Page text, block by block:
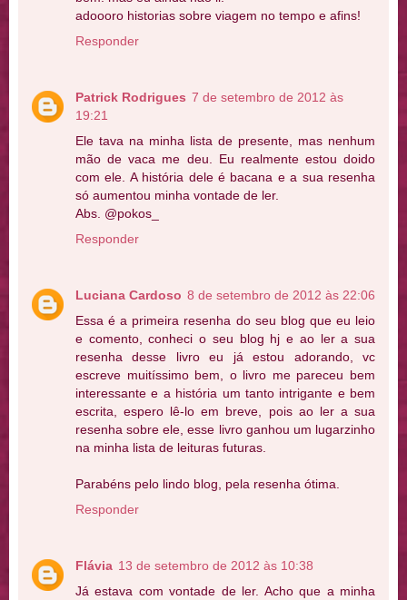
adoooro historias sobre viagem no tempo e afins!
Responder
Patrick Rodrigues 7 de setembro de 2012 às
19:21
Ele tava na minha lista de presente, mas nenhum
mão de vaca me deu. Eu realmente estou doido
com ele. A história dele é bacana e a sua resenha
só aumentou minha vontade de ler.
Abs. @pokos_
Responder
Luciana Cardoso 8 de setembro de 2012 às 22:06
Essa é a primeira resenha do seu blog que eu leio
e comento, conheci o seu blog hj e ao ler a sua
resenha desse livro eu já estou adorando, vc
escreve muitíssimo bem, o livro me pareceu bem
interessante e a história um tanto intrigante e bem
escrita, espero lê-lo em breve, pois ao ler a sua
resenha sobre ele, esse livro ganhou um lugarzinho
na minha lista de leituras futuras.
Parabéns pelo lindo blog, pela resenha ótima.
Responder
Flávia 13 de setembro de 2012 às 10:38
Já estava com vontade de ler. Acho que a minha